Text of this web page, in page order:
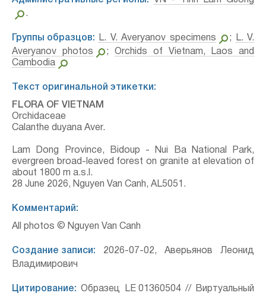
.
Группы образцов: L. V. Averyanov specimens ;
L. V.
Averyanov photos
;Orchids of Vietnam, Laos and
Cambodia
Текст оригинальной этикетки:
FLORA OF VIETNAM
Orchidaceae
Calanthe duyana Aver.
Lam Dong Province, Bidoup - Nui Ba National Park,
evergreen broad-leaved forest on granite at elevation of
about 1800 m a.s.l.
28 June 2026, Nguyen Van Canh, AL5051.
Комментарий:
All photos © Nguyen Van Canh
Создание записи: 2026-07-02, Аверьянов Леонид
Владимирович
Цитирование: Образец LE 01360504 // Виртуальный